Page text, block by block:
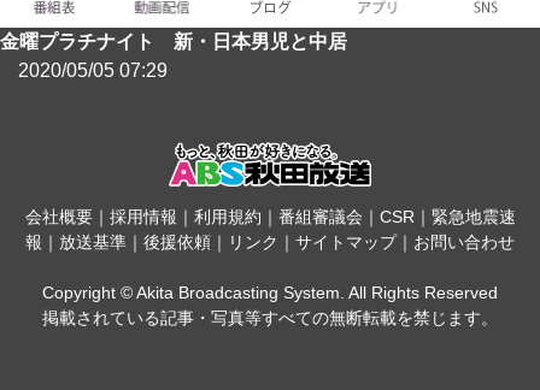
金曜プラチナイト 新・日本男児と中居
2020/05/05 07:29
会社概要｜ 採用情報 ｜ 利用規約 ｜ 番組審議会 ｜ CSR｜ 緊急地震速
報 ｜ 放送基準 ｜ 後援依頼 ｜ リンク ｜ サイトマップ｜ お問い合わせ
Copyright © Akita Broadcasting System. All Rights Reserved
掲載されている記事・写真等すべての無断転載を禁じます。